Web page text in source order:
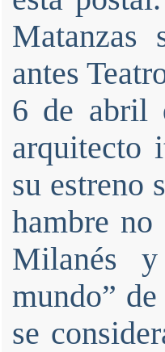
Matanzas
antes
6 de abril
arquitecto
su estreno
hambre
Milanés
mundo”
se